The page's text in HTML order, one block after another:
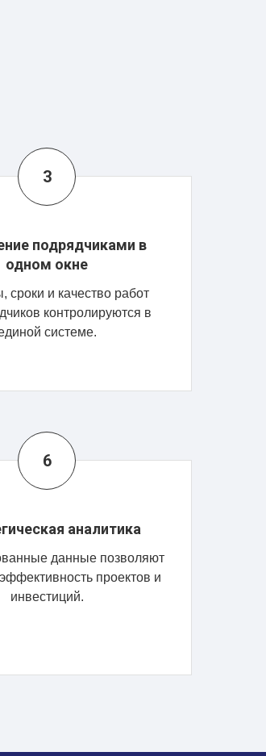
подрядчиками в
одном окне
сроки и качество работ
контролируются в
системе.
аналитика
данные позволяют
проектов и
инвестиций.